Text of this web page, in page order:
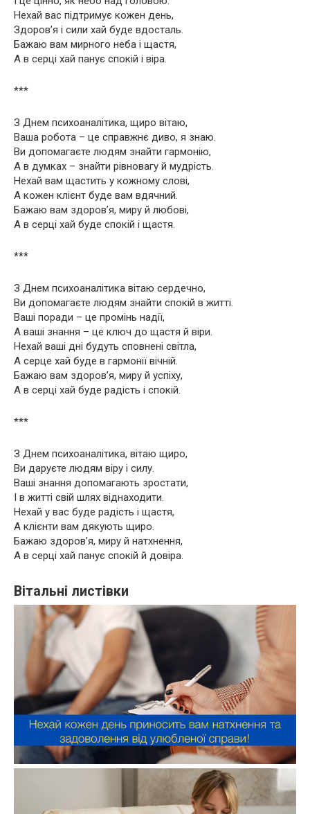
Нехай вас підтримує кожен день,
Здоров’я і сили хай буде вдосталь.
Бажаю вам мирного неба і щастя,
А в серці хай панує спокій і віра.
***
З Днем психоаналітика, щиро вітаю,
Ваша робота – це справжнє диво, я знаю.
Ви допомагаєте людям знайти гармонію,
А в думках – знайти рівновагу й мудрість.
Нехай вам щастить у кожному слові,
А кожен клієнт буде вам вдячний.
Бажаю вам здоров’я, миру й любові,
А в серці хай буде спокій і щастя.
***
З Днем психоаналітика вітаю сердечно,
Ви допомагаєте людям знайти спокій в житті.
Ваші поради – це промінь надії,
А ваші знання – це ключ до щастя й віри.
Нехай ваші дні будуть сповнені світла,
А серце хай буде в гармонії вічній.
Бажаю вам здоров’я, миру й успіху,
А в серці хай буде радість і спокій.
***
З Днем психоаналітика, вітаю щиро,
Ви даруєте людям віру і силу.
Ваші знання допомагають зростати,
І в житті свій шлях віднаходити.
Нехай у вас буде радість і щастя,
А клієнти вам дякують щиро.
Бажаю здоров’я, миру й натхнення,
А в серці хай панує спокій й довіра.
Вітальні листівки